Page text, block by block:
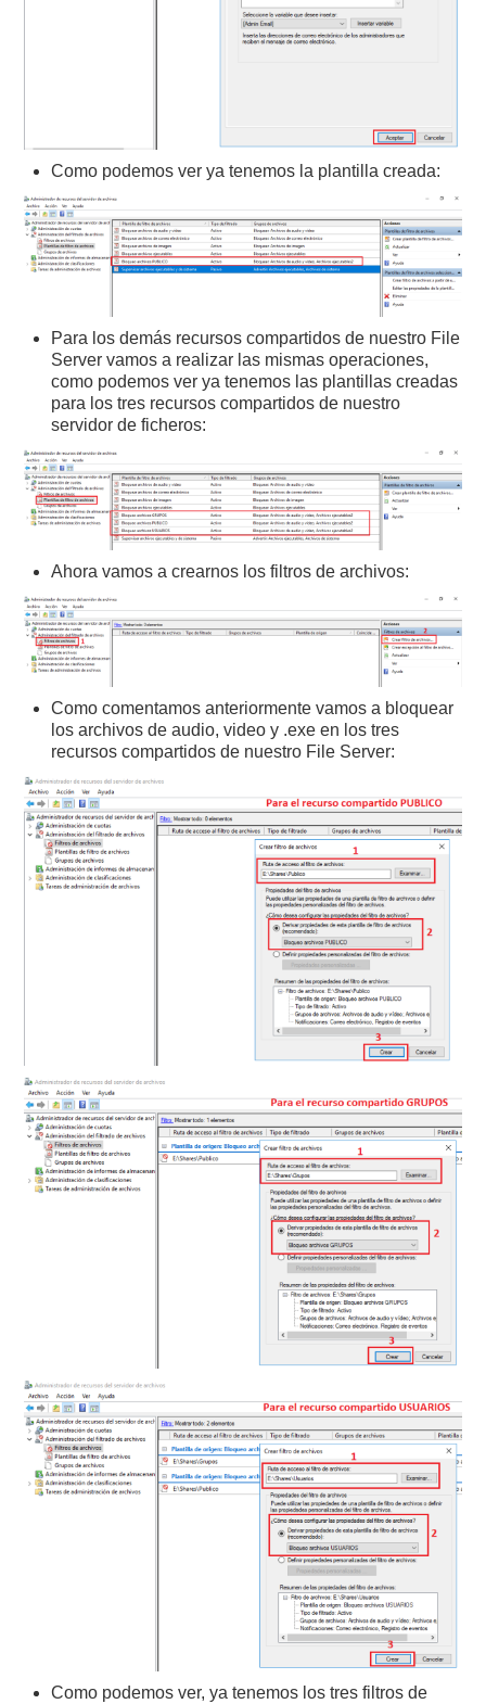
Como podemos ver ya tenemos la plantilla creada:
Para los demás recursos compartidos de nuestro File
Server vamos a realizar las mismas operaciones,
como podemos ver ya tenemos las plantillas creadas
para los tres recursos compartidos de nuestro
servidor de ficheros:
Ahora vamos a crearnos los filtros de archivos:
Como comentamos anteriormente vamos a bloquear
los archivos de audio, video y .exe en los tres
recursos compartidos de nuestro File Server:
Como podemos ver, ya tenemos los tres filtros de